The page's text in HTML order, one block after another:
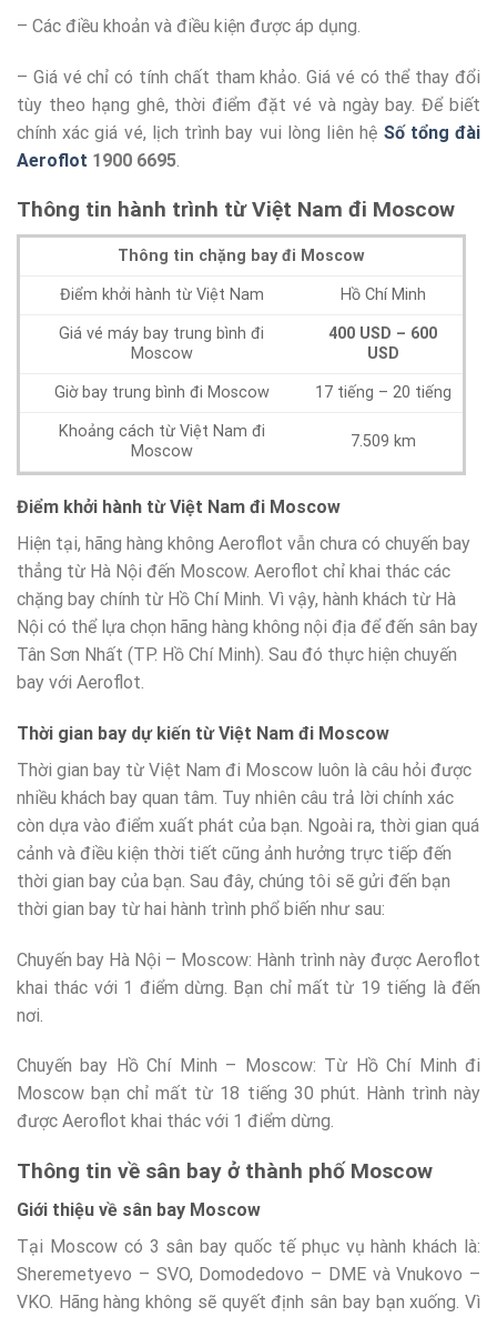
– Các điều khoản và điều kiện được áp dụng.
– Giá vé chỉ có tính chất tham khảo. Giá vé có thể thay đổi
tùy theo hạng ghê, thời điểm đặt vé và ngày bay. Để biết
chính xác giá vé, lịch trình bay vui lòng liên hệ Số tổng đài
Aeroflot 1900 6695
Thông tin hành trình từ Việt Nam đi Moscow
Thông tin chặng bay đi Moscow
Điểm khởi hành từ Việt Nam Hồ Chí Minh
Giá vé máy bay trung bình đi
Moscow
400 USD – 600
USD
Giờ bay trung bình đi Moscow 17 tiếng – 20 tiếng
Khoảng cách từ Việt Nam đi
Moscow
7.509 km
Điểm khởi hành từ Việt Nam đi Moscow
Hiện tại, hãng hàng không Aeroflot vẫn chưa có chuyến bay
thẳng từ Hà Nội đến Moscow. Aeroflot chỉ khai thác các
chặng bay chính từ Hồ Chí Minh. Vì vậy, hành khách từ Hà
Nội có thể lựa chọn hãng hàng không nội địa để đến sân bay
Tân Sơn Nhất (TP. Hồ Chí Minh). Sau đó thực hiện chuyến
bay với Aeroflot.
Thời gian bay dự kiến từ Việt Nam đi Moscow
Thời gian bay từ Việt Nam đi Moscow luôn là câu hỏi được
nhiều khách bay quan tâm. Tuy nhiên câu trả lời chính xác
còn dựa vào điểm xuất phát của bạn. Ngoài ra, thời gian quá
cảnh và điều kiện thời tiết cũng ảnh hưởng trực tiếp đến
thời gian bay của bạn. Sau đây, chúng tôi sẽ gửi đến bạn
thời gian bay từ hai hành trình phổ biến như sau:
Chuyến bay Hà Nội – Moscow: Hành trình này được Aeroflot
khai thác với 1 điểm dừng. Bạn chỉ mất từ 19 tiếng là đến
nơi.
Chuyến bay Hồ Chí Minh – Moscow: Từ Hồ Chí Minh đi
Moscow bạn chỉ mất từ 18 tiếng 30 phút. Hành trình này
được Aeroflot khai thác với 1 điểm dừng.
Thông tin về sân bay ở thành phố Moscow
Giới thiệu về sân bay Moscow
Tại Moscow có 3 sân bay quốc tế phục vụ hành khách là:
Sheremetyevo – SVO, Domodedovo – DME và Vnukovo –
VKO. Hãng hàng không sẽ quyết định sân bay bạn xuống. Vì